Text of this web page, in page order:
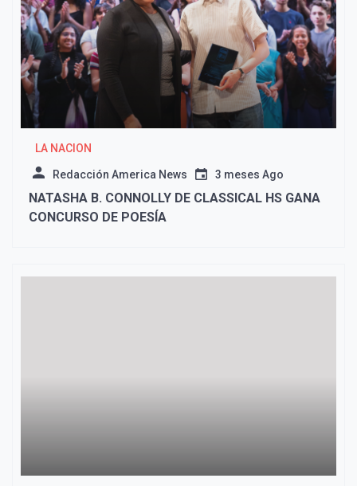
LA NACION
Redacción America News 3 meses Ago
NATASHA B. CONNOLLY DE CLASSICAL HS GANA
CONCURSO DE POESÍA